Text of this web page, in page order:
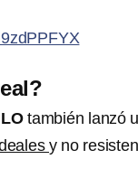
también lanzó
y no